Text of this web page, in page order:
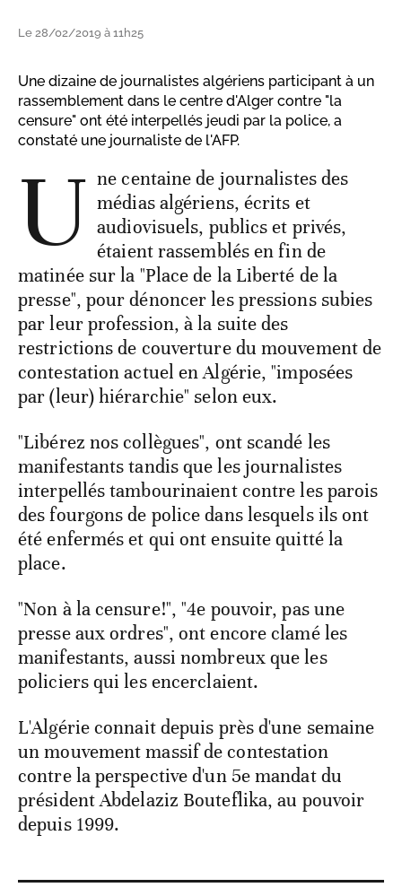
Le 28/02/2019 à 11h25
Une dizaine de journalistes algériens participant à un
rassemblement dans le centre d'Alger contre "la
censure" ont été interpellés jeudi par la police, a
constaté une journaliste de l'AFP.
U ne centaine de journalistes des
médias algériens, écrits et
audiovisuels, publics et privés,
étaient rassemblés en fin de
matinée sur la "Place de la Liberté de la
presse", pour dénoncer les pressions subies
par leur profession, à la suite des
restrictions de couverture du mouvement de
contestation actuel en Algérie, "imposées
par (leur) hiérarchie" selon eux.
"Libérez nos collègues", ont scandé les
manifestants tandis que les journalistes
interpellés tambourinaient contre les parois
des fourgons de police dans lesquels ils ont
été enfermés et qui ont ensuite quitté la
place.
"Non à la censure!", "4e pouvoir, pas une
presse aux ordres", ont encore clamé les
manifestants, aussi nombreux que les
policiers qui les encerclaient.
L'Algérie connait depuis près d'une semaine
un mouvement massif de contestation
contre la perspective d'un 5e mandat du
président Abdelaziz Bouteflika, au pouvoir
depuis 1999.